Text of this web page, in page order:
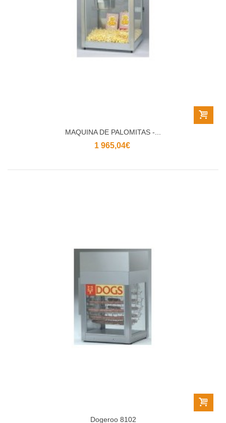
MAQUINA DE PALOMITAS -...
1 965,04€
Dogeroo 8102